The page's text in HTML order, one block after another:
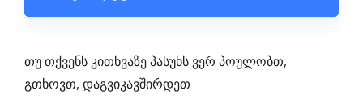
თუ თქვენს კითხვაზე პასუხს ვერ პოულობთ,
გთხოვთ, დაგვიკავშირდეთ